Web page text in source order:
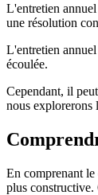
L'entretien
une résolution
L'entretien
écoulée.
Cependant, il
nous explorerons
En comprenant le
plus constructive.